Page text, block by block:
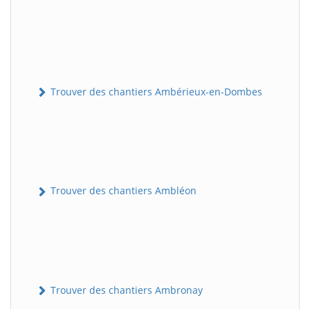
Trouver des chantiers Ambérieux-en-Dombes
Trouver des chantiers Ambléon
Trouver des chantiers Ambronay